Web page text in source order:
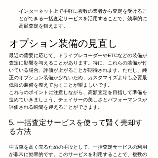
インターネット上で手軽に複数の業者から査定を受けるこ
とができる一括査定サービスを活用することで、効率的に
高額査定を狙えます。
オプション装備の見直し
最近の需要に応じて、ドライブレコーダーやETCなどの装備が
査定に影響を与えることがあります。特に、これらの装備が付
いている場合、評価が上がることが期待されます。ただし、純
正のオプション装備が少ないため、カスタマイズよりも必要最
低限の装備を整えておくことが望ましいです。
これらのポイントに注意しながら、高額査定を目指して準備を
進めていきましょう。チェイサーの美しさとパフォーマンスが
評価される瞬間を迎えることができます。
5. 一括査定サービスを使って賢く売却す
る方法
中古車を高く売るための手段として、一括査定サービスの利用
が非常に効果的です。このサービスを利用することで、複数の